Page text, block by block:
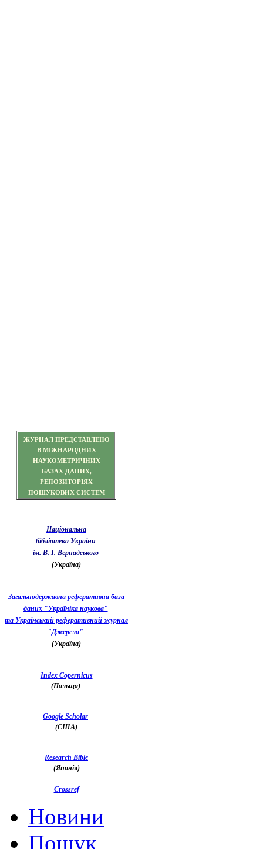
ЖУРНАЛ ПРЕДСТАВЛЕНО
В МІЖНАРОДНИХ
НАУКОМЕТРИЧНИХ
БАЗАХ ДАНИХ,
РЕПОЗИТОРІЯХ
ПОШУКОВИХ СИСТЕМ
Національна
бібліотека України
ім. В. І. Вернадського
(Україна)
Загальнодержавна реферативна база
даних "Україніка наукова"
та Український реферативний журнал
"Джерело"
(Україна)
Index Copernicus
(Польща)
Google Scholar
(США)
Research Bible
(Японія)
Crossref
Новини
Пошук